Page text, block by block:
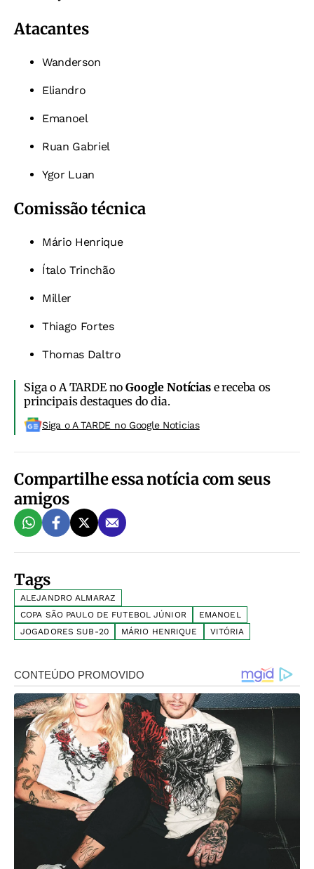
Atacantes
Wanderson
Eliandro
Emanoel
Ruan Gabriel
Ygor Luan
Comissão técnica
Mário Henrique
Ítalo Trinchão
Miller
Thiago Fortes
Thomas Daltro
Siga o A TARDE noGoogle Notíciase receba os
principais destaques do dia.
Siga o A TARDE no Google Noticias
Compartilhe essa notícia com seus
amigos
Tags
ALEJANDRO ALMARAZ
COPA SÃO PAULO DE FUTEBOL JÚNIOR
EMANOEL
JOGADORES SUB-20
MÁRIO HENRIQUE VITÓRIA